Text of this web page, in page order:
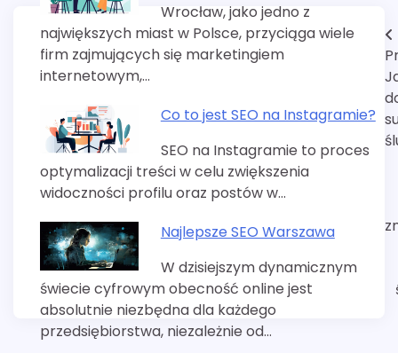
Wrocław, jako jedno z
największych miast w Polsce, przyciąga wiele
firm zajmujących się marketingiem
internetowym,…
Co to jest SEO na Instagramie?
SEO na Instagramie to proces
optymalizacji treści w celu zwiększenia
widoczności profilu oraz postów w…
Najlepsze SEO Warszawa
W dzisiejszym dynamicznym
świecie cyfrowym obecność online jest
absolutnie niezbędna dla każdego
przedsiębiorstwa, niezależnie od…
Nawigacja
wpisu